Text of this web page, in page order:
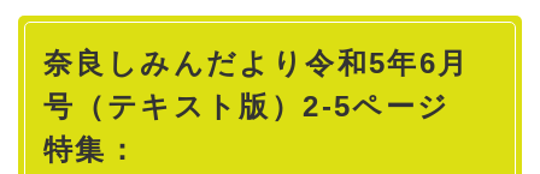
本
奈良しみんだより令和5年6月
号（テキスト版）2-5ページ
特集：